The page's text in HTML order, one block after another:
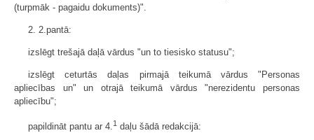
(turpmāk - pagaidu dokuments)".
2. 2.pantā:
izslēgt trešajā daļā vārdus "un to tiesisko statusu";
izslēgt ceturtās daļas pirmajā teikumā vārdus "Personas
apliecības un" un otrajā teikumā vārdus "nerezidentu personas
apliecību";
papildināt pantu ar 4.1 daļu šādā redakcijā: